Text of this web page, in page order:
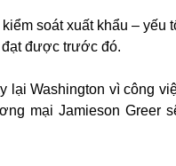
soát xuất khẩu – yếu
đạt được trước đó.
lại Washington vì công
mại Jamieson Greer